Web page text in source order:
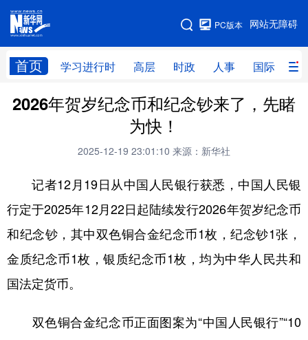
网站无障碍
PC版本
首页 学习进行时 高层 时政 人事 国际 财
网站地图
学习进行时 高层 时政 人事
科技 科创 量子 体育
文化 书画 健康 军事
法律
2026年贺岁纪念币和纪念钞来了，先睹
为快！
2025-12-19 23:01:10 来源：新华社
记者12月19日从中国人民银行获悉，中国人民银
行定于2025年12月22日起陆续发行2026年贺岁纪念币
和纪念钞，其中双色铜合金纪念币1枚，纪念钞1张，
金质纪念币1枚，银质纪念币1枚，均为中华人民共和
国法定货币。
双色铜合金纪念币正面图案为“中国人民银行”“10